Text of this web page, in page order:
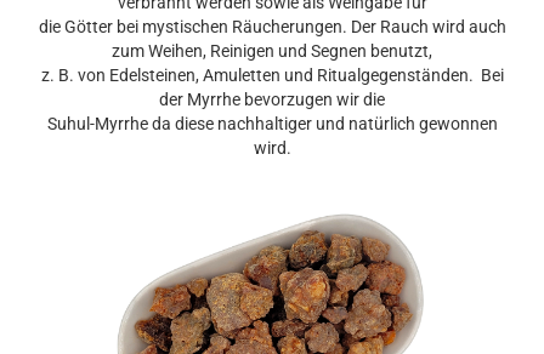
die Götter bei mystischen Räucherungen. Der Rauch wird auch
zum Weihen, Reinigen und Segnen benutzt,
z. B. von Edelsteinen, Amuletten und Ritualgegenständen. Bei
der Myrrhe bevorzugen wir die
Suhul-Myrrhe da diese nachhaltiger und natürlich gewonnen
wird.